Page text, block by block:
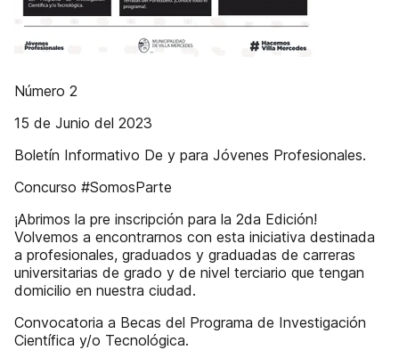
Número 2
15 de Junio del 2023
Boletín Informativo De y para Jóvenes Profesionales.
Concurso #SomosParte
¡Abrimos la pre inscripción para la 2da Edición!
Volvemos a encontrarnos con esta iniciativa destinada
a profesionales, graduados y graduadas de carreras
universitarias de grado y de nivel terciario que tengan
domicilio en nuestra ciudad.
Convocatoria a Becas del Programa de Investigación
Científica y/o Tecnológica.